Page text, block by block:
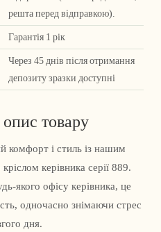
решта перед відправкою).
Гарантія 1 рік
Через 45 днів після отримання
депозиту зразки доступні
товару
комфорт і стиль із нашим
керівника серії 889.
якого офісу керівника, це
одночасно знімаючи стрес
дня.